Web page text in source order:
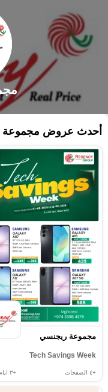
أحدث عروض مجموعة
مجموعة ريجنسي
Tech Savings Week
+٤ الصفحات +٣